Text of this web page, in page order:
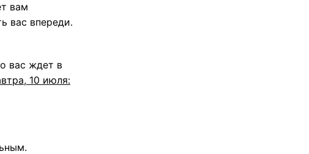
вам
вас впереди.
вас ждет в
10 июля: